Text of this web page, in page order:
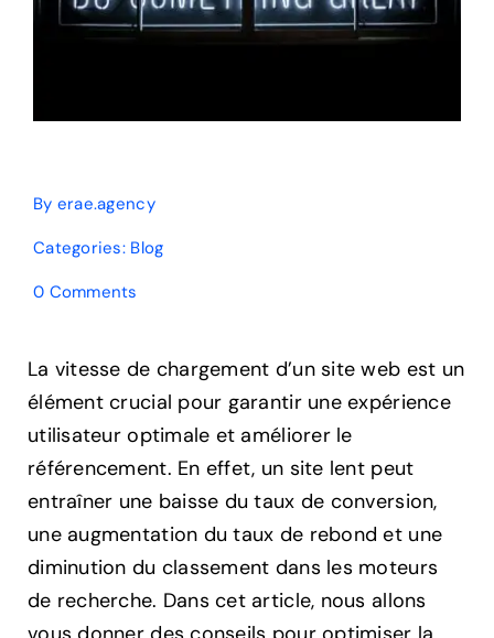
By erae.agency
Categories: Blog
0 Comments
la
Vitesse
de
Chargement
de
Votre
Site
Web
La vitesse de chargement d’un site web est un
élément crucial pour garantir une expérience
utilisateur optimale et améliorer le
référencement. En effet, un site lent peut
entraîner une baisse du taux de conversion,
une augmentation du taux de rebond et une
diminution du classement dans les moteurs
de recherche. Dans cet article, nous allons